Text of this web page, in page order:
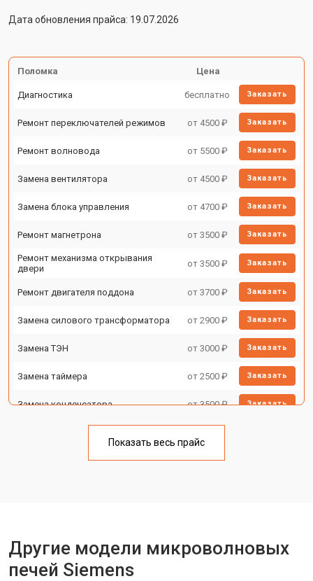
Дата обновления прайса: 19.07.2026
Поломка Цена
Диагностика бесплатно Заказать
Ремонт переключателей режимов от 4500 ₽ Заказать
Ремонт волновода от 5500 ₽ Заказать
Замена вентилятора от 4500 ₽ Заказать
Замена блока управления от 4700 ₽ Заказать
Ремонт магнетрона от 3500 ₽ Заказать
Ремонт механизма открывания
двери
от 3500 ₽ Заказать
Ремонт двигателя поддона от 3700 ₽ Заказать
Замена силового трансформатора от 2900 ₽ Заказать
Замена ТЭН от 3000 ₽ Заказать
Замена таймера от 2500 ₽ Заказать
Замена конденсатора от 3500 ₽ Заказать
Ремонт платы управления
Замена лампочки от 2400 ₽
Показать весь прайс
Другие модели микроволновых
печей Siemens